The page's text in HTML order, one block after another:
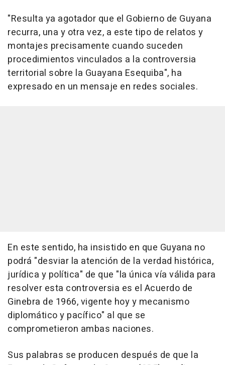
"Resulta ya agotador que el Gobierno de Guyana
recurra, una y otra vez, a este tipo de relatos y
montajes precisamente cuando suceden
procedimientos vinculados a la controversia
territorial sobre la Guayana Esequiba", ha
expresado en un mensaje en redes sociales.
En este sentido, ha insistido en que Guyana no
podrá "desviar la atención de la verdad histórica,
jurídica y política" de que "la única vía válida para
resolver esta controversia es el Acuerdo de
Ginebra de 1966, vigente hoy y mecanismo
diplomático y pacífico" al que se
comprometieron ambas naciones.
Sus palabras se producen después de que la